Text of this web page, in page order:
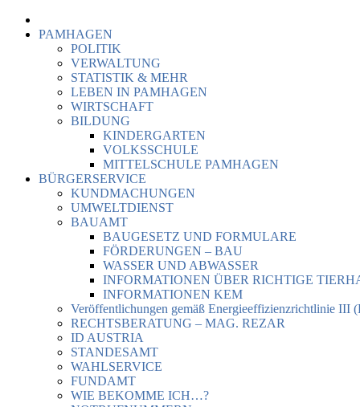
PAMHAGEN
POLITIK
VERWALTUNG
STATISTIK & MEHR
LEBEN IN PAMHAGEN
WIRTSCHAFT
BILDUNG
KINDERGARTEN
VOLKSSCHULE
MITTELSCHULE PAMHAGEN
BÜRGERSERVICE
KUNDMACHUNGEN
UMWELTDIENST
BAUAMT
BAUGESETZ UND FORMULARE
FÖRDERUNGEN – BAU
WASSER UND ABWASSER
INFORMATIONEN ÜBER RICHTIGE
INFORMATIONEN KEM
Veröffentlichungen gemäß Energieeffizienzrichtlinie III
RECHTSBERATUNG – MAG. REZAR
ID AUSTRIA
STANDESAMT
WAHLSERVICE
FUNDAMT
WIE BEKOMME ICH…?